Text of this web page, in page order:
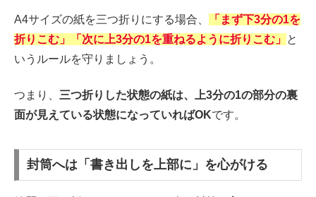
A4サイズの紙を三つ折りにする場合、
「まず下3分の1を
折りこむ」「次に上3分の1を重ねるように折りこむ」 と
いうルールを守りましょう。
つまり、 三つ折りした状態の紙は、上3分の1の部分の裏
面が見えている状態になっていればOKです。
封筒へは「書き出しを上部に」を心がける